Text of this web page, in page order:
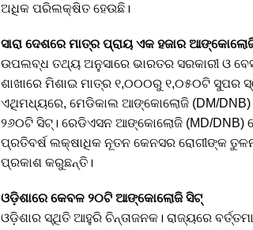
ଅଧିକ ପରିଲକ୍ଷିତ ହେଉଛି।
ସାରା ଦେଶରେ ମାତ୍ର ପ୍ରାୟ ଏକ ହଜାର
ଉପଲବ୍ଧ ତଥ୍ୟ ଅନୁସାରେ ଭାରତର ସରକାରୀ ଓ
ଶାଖାରେ ମିଶାଇ ମାତ୍ର ୧,୦୦୦ରୁ ୧,୦୫୦ଟି
ଏଥିମଧ୍ୟରେ, ମେଡିକାଲ ଆଙ୍କୋଲୋଜି (DM/DNB)
୨୬୦ଟି ସିଟ୍। ରେଡିଏସନ ଆଙ୍କୋଲୋଜି (MD/DNB)
ପ୍ରତିବର୍ଷ ଲକ୍ଷାଧିକ ନୂତନ କେନସର ରୋଗୀଙ୍କ
ପ୍ରକାଶ କରୁଛନ୍ତି।
ଓଡ଼ିଶାରେ କେବଳ ୨୦ଟି ଆଙ୍କୋଲୋଜି ସିଟ୍
ଓଡ଼ିଶାର ସ୍ଥିତି ଆହୁରି ଚିନ୍ତାଜନକ। ରାଜ୍ୟରେ